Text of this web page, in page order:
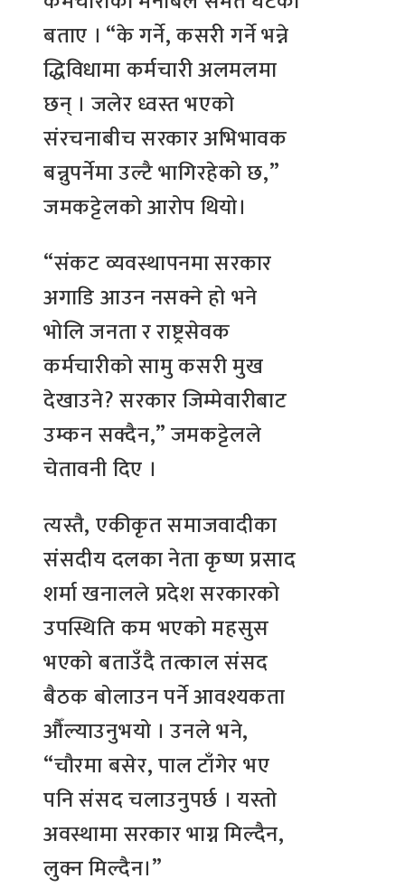
बताए । “के गर्ने, कसरी गर्ने भन्ने
द्धिविधामा कर्मचारी अलमलमा
छन् । जलेर ध्वस्त भएको
संरचनाबीच सरकार अभिभावक
बन्नुपर्नेमा उल्टै भागिरहेको छ,”
जमकट्टेलको आरोप थियो।
“संकट व्यवस्थापनमा सरकार
अगाडि आउन नसक्ने हो भने
भोलि जनता र राष्ट्रसेवक
कर्मचारीको सामु कसरी मुख
देखाउने? सरकार जिम्मेवारीबाट
उम्कन सक्दैन,” जमकट्टेलले
चेतावनी दिए ।
त्यस्तै, एकीकृत समाजवादीका
संसदीय दलका नेता कृष्ण प्रसाद
शर्मा खनालले प्रदेश सरकारको
उपस्थिति कम भएको महसुस
भएको बताउँदै तत्काल संसद
बैठक बोलाउन पर्ने आवश्यकता
औँल्याउनुभयो । उनले भने,
“चौरमा बसेर, पाल टाँगेर भए
पनि संसद चलाउनुपर्छ । यस्तो
अवस्थामा सरकार भाग्न मिल्दैन,
लुक्न मिल्दैन।”